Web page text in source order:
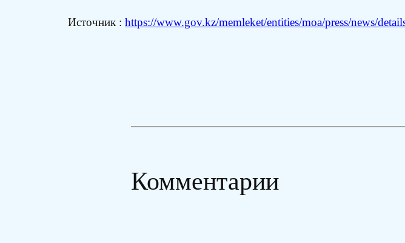
Источник : https://www.gov.kz/memleket/entities/moa/press/news/
Комментарии